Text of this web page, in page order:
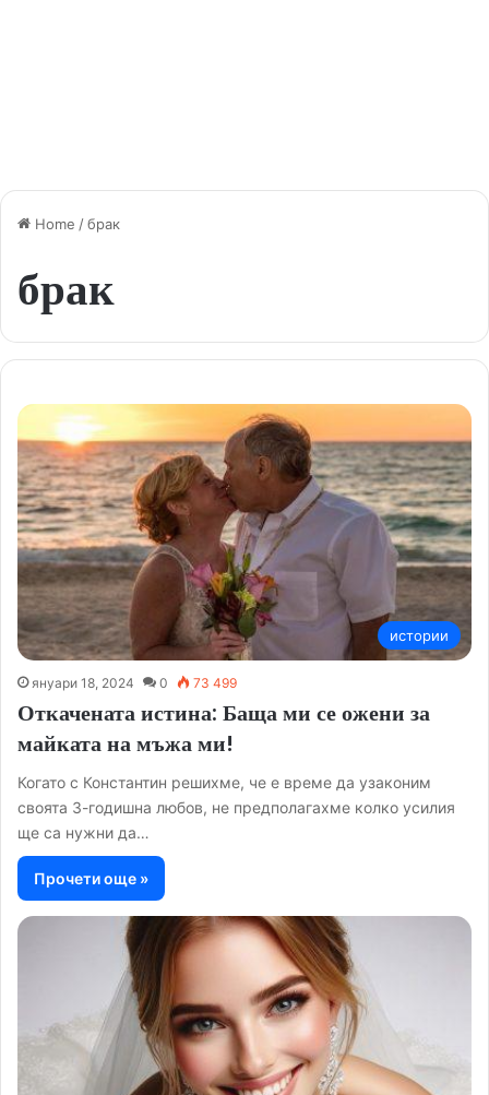
Home /брак
брак
истории
януари 18, 2024 0 73 499
Откачената истина: Баща ми се ожени за
майката на мъжа ми!
Когато с Константин решихме, че е време да узаконим
своята 3-годишна любов, не предполагахме колко усилия
ще са нужни да…
Прочети още »